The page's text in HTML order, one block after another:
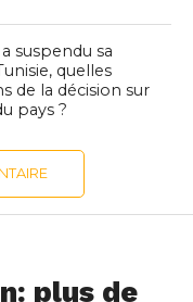
suspendu sa
quelles
de la décision sur
pays ?
plus de